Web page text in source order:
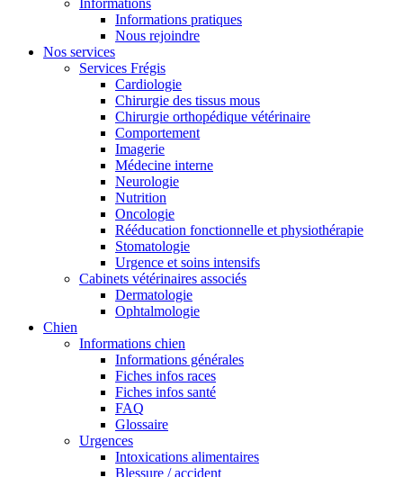
Informations
Informations pratiques
Nous rejoindre
Nos services
Services Frégis
Cardiologie
Chirurgie des tissus mous
Chirurgie orthopédique vétérinaire
Comportement
Imagerie
Médecine interne
Neurologie
Nutrition
Oncologie
Rééducation fonctionnelle et physiothérapie
Stomatologie
Urgence et soins intensifs
Cabinets vétérinaires associés
Dermatologie
Ophtalmologie
Chien
Informations chien
Informations générales
Fiches infos races
Fiches infos santé
FAQ
Glossaire
Urgences
Intoxications alimentaires
Blessure / accident